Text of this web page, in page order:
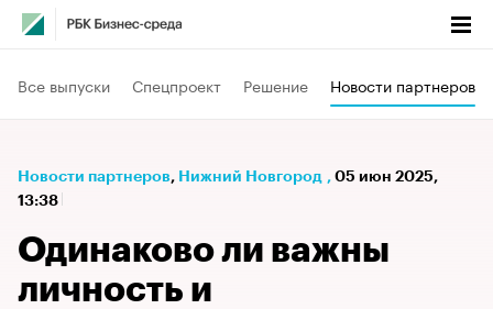
Все выпуски Спецпроект Решение Новости партнеров
Новости партнеров⁠, Нижний Новгород , 05 июн 2025,
13:38
Одинаково ли важны
личность и